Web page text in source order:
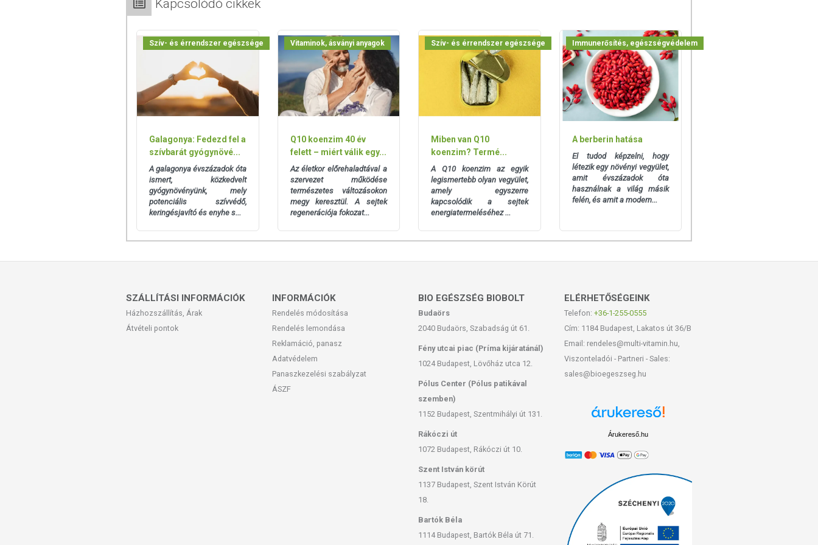
A termék nem helyettesíti a kiegyensúlyozott, vegyes étrendet és az egészséges életmódot! A
Betegség esetén használatát beszélje meg kezelőorvosával. Az ajánlott napi fogyasztási
mennyiséget ne lépje túl! Ne szedje a készítményt, ha az összetevők bármelyikére érzékeny vagy
allergiás! Kisgyermektől elzárva tartandó!
Kapcsolódó cikkek
Szív- és érrendszer egészsége
Galagonya: Fedezd fel a
szívbarát gyógynövé...
A galagonya évszázadok óta
ismert, közkedvelt
gyógynövényünk, mely
potenciális szívvédő,
keringésjavító és enyhe s...
Vitaminok, ásványi anyagok
Q10 koenzim 40 év
felett – miért válik egy...
Az életkor előrehaladtával a
szervezet működése
természetes változásokon
megy keresztül. A sejtek
regenerációja fokozat...
Szív- és érrendszer egészsége
Miben van Q10
koenzim? Termé...
A Q10 koenzim az egyik
legismertebb olyan vegyület,
amely egyszerre
kapcsolódik a sejtek
energiatermeléséhez ...
Immunerősítés, egészségvédelem
A berberin hatása
El tudod képzelni, hogy
létezik egy növényi vegyület,
amit évszázadok óta
használnak a világ másik
felén, és amit a modern...
SZÁLLÍTÁSI INFORMÁCIÓK
Házhozszállítás, Árak
Átvételi pontok
INFORMÁCIÓK
Rendelés módosítása
Rendelés lemondása
Reklamáció, panasz
Adatvédelem
Panaszkezelési szabályzat
ÁSZF
BIO EGÉSZSÉG BIOBOLT
Budaörs
2040 Budaörs, Szabadság út 61.
Fény utcai piac (Príma kijáratánál)
1024 Budapest, Lövőház utca 12.
Pólus Center (Pólus patikával
szemben)
1152 Budapest, Szentmihályi út 131.
Rákóczi út
1072 Budapest, Rákóczi út 10.
Szent István körút
1137 Budapest, Szent István Körút
18.
Bartók Béla
1114 Budapest, Bartók Béla út 71.
ELÉRHETŐSÉGEINK
Telefon: +36-1-255-0555
Cím: 1184 Budapest, Lakatos út 36/B
Email: rendeles@multi-vitamin.hu,
Viszonteladói - Partneri - Sales:
sales@bioegeszseg.hu
Árukereső.hu